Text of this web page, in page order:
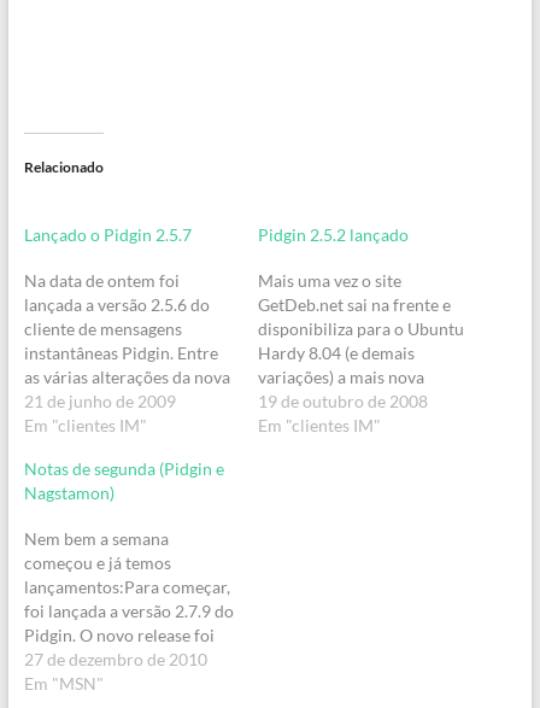
Relacionado
Lançado o Pidgin 2.5.7
Na data de ontem foi
lançada a versão 2.5.6 do
cliente de mensagens
instantâneas Pidgin. Entre
as várias alterações da nova
versão, destaque para a
correção de um bug nas
fechamento inesperado do
software.Mas, no melhor
nova versão além de
resolver…
21 de junho de 2009
Em "clientes IM"
Pidgin 2.5.2 lançado
Mais uma vez o site
GetDeb.net sai na frente e
disponibiliza para o Ubuntu
Hardy 8.04 (e demais
variações) a mais nova
versão do software Pidgin
(antes mesmo do próprio
19 de outubro de 2008
Em "clientes IM"
Notas de segunda (Pidgin e
Nagstamon)
Nem bem a semana
começou e já temos
lançamentos:Para começar,
foi lançada a versão 2.7.9 do
Pidgin. O novo release foi
lançado exclusivamente
para resolver um bug
27 de dezembro de 2010
Em "MSN"